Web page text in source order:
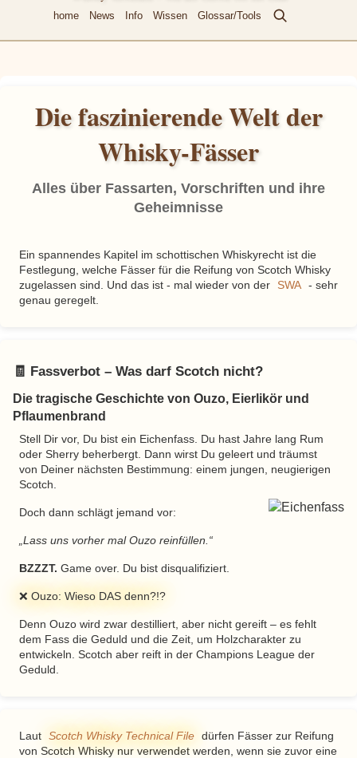
home News Info Wissen Glossar/Tools
Die faszinierende Welt der
Whisky-Fässer
Alles über Fassarten, Vorschriften und ihre
Geheimnisse
Ein spannendes Kapitel im schottischen Whiskyrecht ist die
Festlegung, welche Fässer für die Reifung von Scotch Whisky
zugelassen sind. Und das ist - mal wieder von der
SWA - sehr
genau geregelt.
🧾 Fassverbot – Was darf Scotch nicht?
Die tragische Geschichte von Ouzo, Eierlikör und
Pflaumenbrand
Stell Dir vor, Du bist ein Eichenfass. Du hast Jahre lang Rum
oder Sherry beherbergt. Dann wirst Du geleert und träumst
von Deiner nächsten Bestimmung: einem jungen, neugierigen
Scotch.
Doch dann schlägt jemand vor:
Lass uns vorher mal Ouzo reinfüllen.
BZZZT. Game over. Du bist disqualifiziert.
❌ Ouzo: Wieso DAS denn?!?
Denn Ouzo wird zwar destilliert, aber nicht gereift – es fehlt
dem Fass die Geduld und die Zeit, um Holzcharakter zu
entwickeln. Scotch aber reift in der Champions League der
Geduld.
Laut Scotch Whisky Technical File dürfen Fässer zur Reifung
von Scotch Whisky nur verwendet werden, wenn sie zuvor eine